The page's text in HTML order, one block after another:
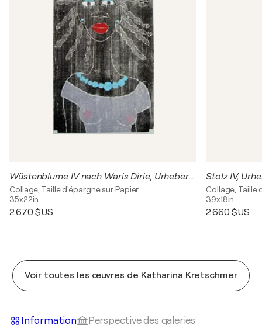
Wüstenblume IV nach Waris Dirie, Urheberrecht Katharina Kretschmer
Collage, Taille d'épargne sur Papier
35x22in
2 670 $US
Collage, Taille
39x18in
2 660 $US
Voir toutes les œuvres de Katharina Kretschmer
Information Perspective des galeries